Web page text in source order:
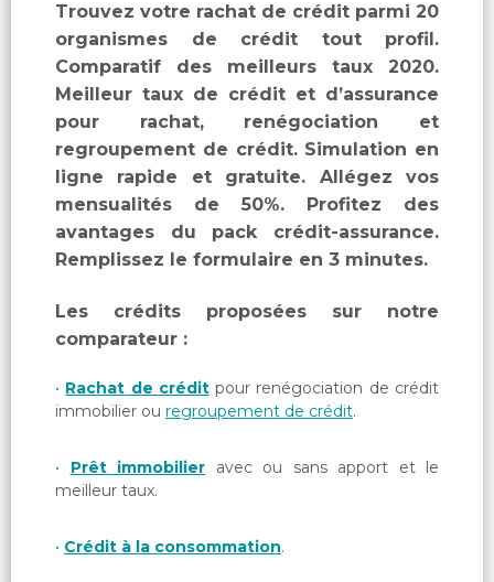
Trouvez votre rachat de crédit parmi 20
organismes de crédit tout profil.
Comparatif des meilleurs taux 2020.
Meilleur taux de crédit et d’assurance
pour rachat, renégociation et
regroupement de crédit. Simulation en
ligne rapide et gratuite. Allégez vos
mensualités de 50%. Profitez des
avantages du pack crédit-assurance.
Remplissez le formulaire en 3 minutes.
Les crédits proposées sur notre
comparateur :
Rachat de créditpour renégociation de crédit
immobilier ou regroupement de crédit.
Prêt immobilier avec ou sans apport et le
meilleur taux.
Crédit à la consommation.